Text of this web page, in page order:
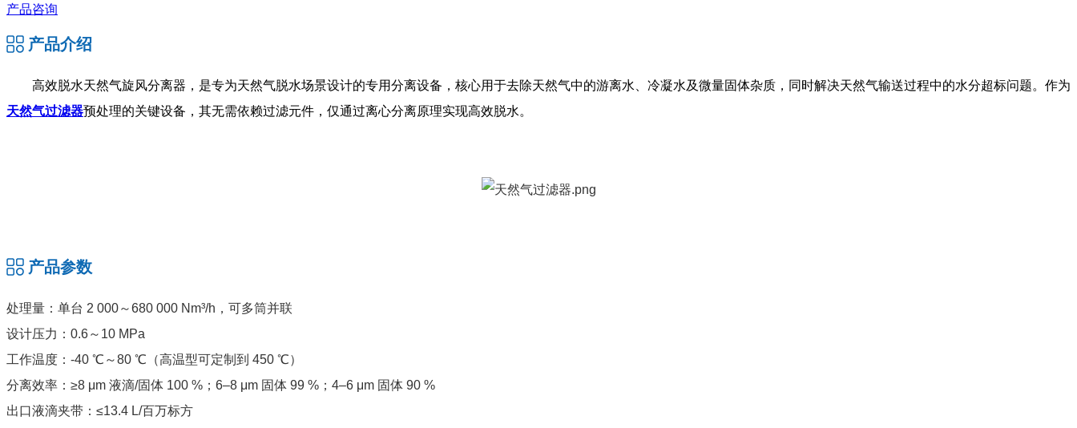
产品咨询
产品介绍
高效脱水天然气旋风分离器，是专为天然气脱水场景设计的专用分离设备，核心用于去除天然气中的游离水、冷凝水及微量固体杂质，同时解决天然气输送过程中的水分超标问题。作为
天然气过滤器预处理的关键设备，其无需依赖过滤元件，仅通过离心分离原理实现高效脱水。
产品参数
处理量：单台 2 000～680 000 Nm³/h，可多筒并联
设计压力：0.6～10 MPa
工作温度：-40 ℃～80 ℃（高温型可定制到 450 ℃）
分离效率：≥8 μm 液滴/固体 100 %；6–8 μm 固体 99 %；4–6 μm 固体 90 %
出口液滴夹带：≤13.4 L/百万标方